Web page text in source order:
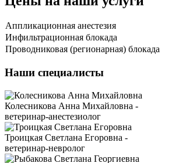
Аппликационная анестезия
Инфильтрационная блокада
Проводниковая (регионарная) блокада
Наши специалисты
Колесникова Анна Михайловна -
ветеринар-анестезиолог
Троицкая Светлана Егоровна -
ветеринар-невролог